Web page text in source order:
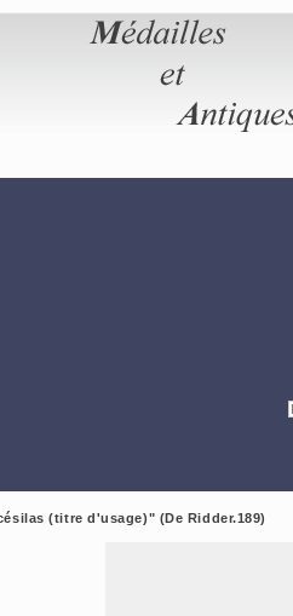
(titre d'usage)" (De Ridder.189)